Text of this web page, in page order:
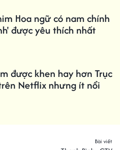
Hoa ngữ có nam chính
được yêu thích nhất
được khen hay hơn Trục
Netflix nhưng ít nổi
Bài viết